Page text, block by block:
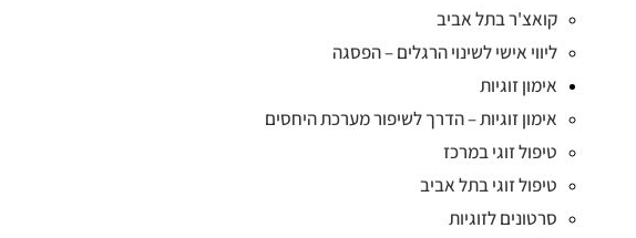
קואצ'ר בתל אביב
ליווי אישי לשינוי הרגלים – הפסגה
אימון זוגיות
אימון זוגיות – הדרך לשיפור מערכת היחסים
טיפול זוגי במרכז
טיפול זוגי בתל אביב
סרטונים לזוגיות